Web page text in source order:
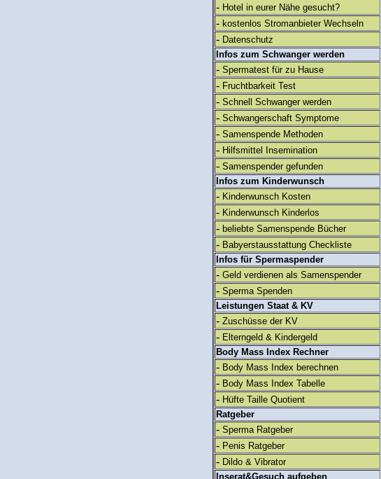
- Hotel in eurer Nähe gesucht?
- kostenlos Stromanbieter Wechseln
- Datenschutz
Infos zum Schwanger werden
- Spermatest für zu Hause
- Fruchtbarkeit Test
- Schnell Schwanger werden
- Schwangerschaft Symptome
- Samenspende Methoden
- Hilfsmittel Insemination
- Samenspender gefunden
Infos zum Kinderwunsch
- Kinderwunsch Kosten
- Kinderwunsch Kinderlos
- beliebte Samenspende Bücher
- Babyerstausstattung Checkliste
Infos für Spermaspender
- Geld verdienen als Samenspender
- Sperma Spenden
Leistungen Staat & KV
- Zuschüsse der KV
- Elterngeld & Kindergeld
Body Mass Index Rechner
- Body Mass Index berechnen
- Body Mass Index Tabelle
- Hüfte Taille Quotient
Ratgeber
- Sperma Ratgeber
- Penis Ratgeber
- Dildo & Vibrator
Inserat&Gesuch aufgeben